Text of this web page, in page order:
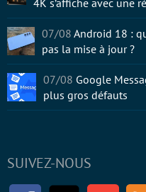
SUIVEZ-NOUS
4K s’affiche avec une
07/08 Android 18 :
pas la mise à jour ?
07/08 Google
plus gros défauts